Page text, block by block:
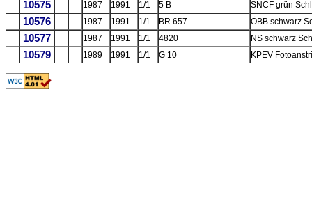
10575 1987 1991 1/1 5 B SNCF grün
10576 1987 1991 1/1 BR 657 ÖBB schwarz
10577 1987 1991 1/1 4820 NS schwarz
10579 1989 1991 1/1 G 10 KPEV